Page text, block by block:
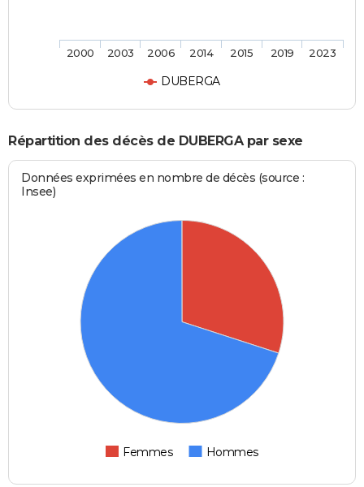
DUBERGA
2000 2003 2006 2014 2015 2019 2023
Répartition des décès de DUBERGA par sexe
Données exprimées en nombre de décès (source :
Insee)
Femmes Hommes